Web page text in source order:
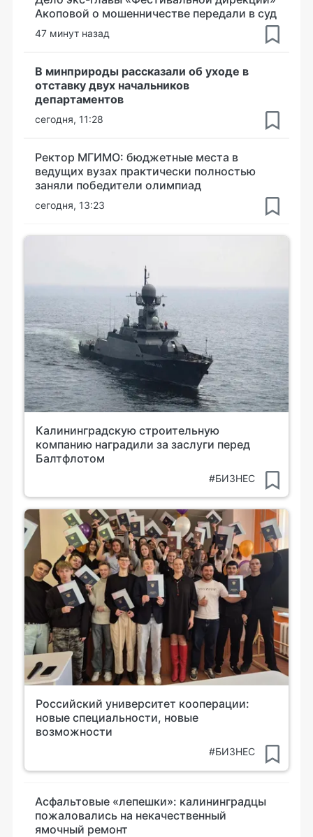
Акоповой о мошенничестве передали в суд
47 минут назад
В минприроды рассказали об уходе в
отставку двух начальников
департаментов
сегодня, 11:28
Ректор МГИМО: бюджетные места в
ведущих вузах практически полностью
заняли победители олимпиад
сегодня, 13:23
Калининградскую строительную
компанию наградили за заслуги перед
Балтфлотом
#БИЗНЕС
Российский университет кооперации:
новые специальности, новые
возможности
#БИЗНЕС
Асфальтовые «лепешки»: калининградцы
пожаловались на некачественный
ямочный ремонт